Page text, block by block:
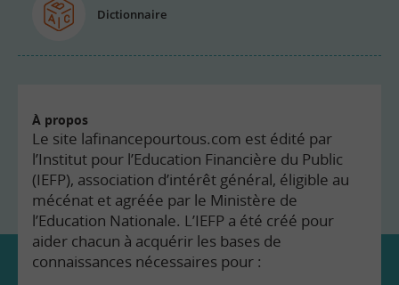
Dictionnaire
À propos
Le site lafinancepourtous.com est édité par
l’Institut pour l’Education Financière du Public
(IEFP), association d’intérêt général, éligible au
mécénat et agréée par le Ministère de
l’Education Nationale. L’IEFP a été créé pour
aider chacun à acquérir les bases de
connaissances nécessaires pour :